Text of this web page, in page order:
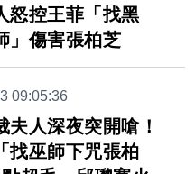
怒控王菲「找黑
」傷害張柏芝
09:05:36
夫人深夜突開嗆！
找巫師下咒張柏